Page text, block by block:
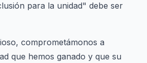
para la unidad" debe ser
comprometámonos a
que hemos ganado y que su